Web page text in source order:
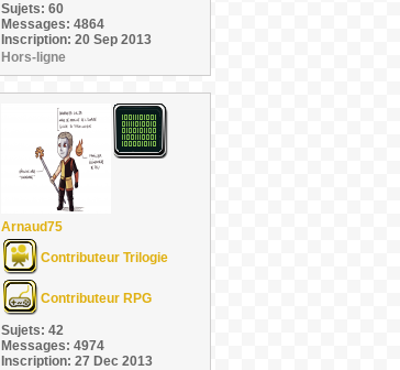
Sujets: 60
Messages: 4864
Inscription: 20 Sep 2013
Hors-ligne
Arnaud75
Contributeur Trilogie
Contributeur RPG
Sujets: 42
Messages: 4974
Inscription: 27 Dec 2013